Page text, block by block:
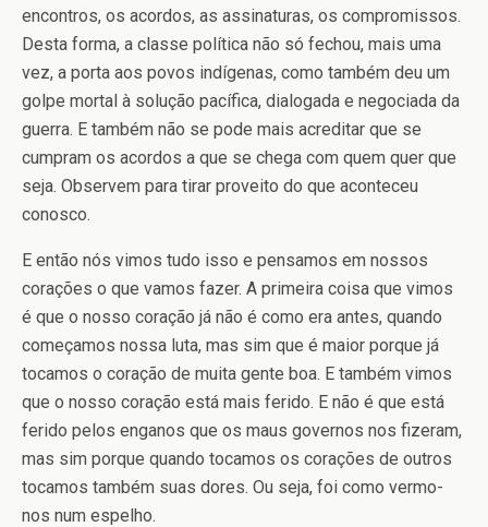
encontros, os acordos, as assinaturas, os compromissos.
Desta forma, a classe política não só fechou, mais uma
vez, a porta aos povos indígenas, como também deu um
golpe mortal à solução pacífica, dialogada e negociada da
guerra. E também não se pode mais acreditar que se
cumpram os acordos a que se chega com quem quer que
seja. Observem para tirar proveito do que aconteceu
conosco.
E então nós vimos tudo isso e pensamos em nossos
corações o que vamos fazer. A primeira coisa que vimos
é que o nosso coração já não é como era antes, quando
começamos nossa luta, mas sim que é maior porque já
tocamos o coração de muita gente boa. E também vimos
que o nosso coração está mais ferido. E não é que está
ferido pelos enganos que os maus governos nos fizeram,
mas sim porque quando tocamos os corações de outros
tocamos também suas dores. Ou seja, foi como vermo-
nos num espelho.